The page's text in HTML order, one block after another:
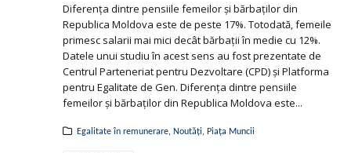
Diferenţa dintre pensiile femeilor şi bărbaţilor din
Republica Moldova este de peste 17%. Totodată, femeile
primesc salarii mai mici decât bărbaţii în medie cu 12%.
Datele unui studiu în acest sens au fost prezentate de
Centrul Parteneriat pentru Dezvoltare (CPD) şi Platforma
pentru Egalitate de Gen. Diferenţa dintre pensiile
femeilor şi bărbaţilor din Republica Moldova este...
Egalitate în remunerare, Noutăți, Piața Muncii